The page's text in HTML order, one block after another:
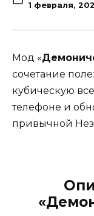
1 февраля,
Мод «
сочетание
кубическую
телефоне и
привычной